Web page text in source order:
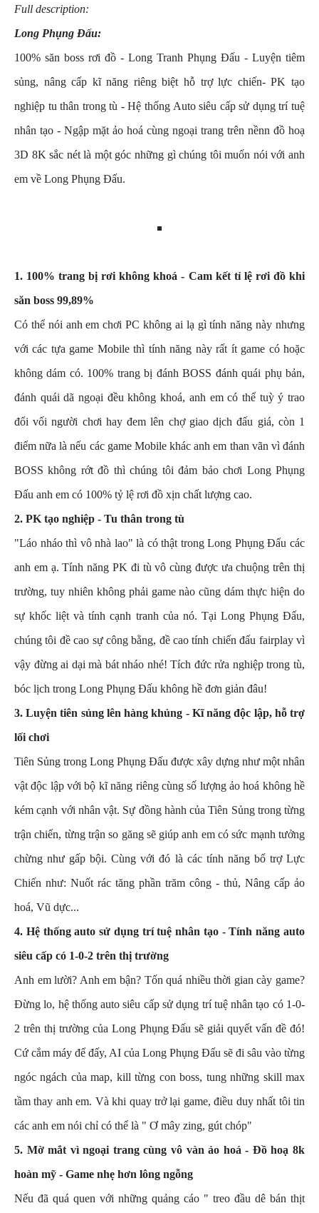
Full description:
Long Phụng Đấu:
100% săn boss rơi đồ - Long Tranh Phụng Đấu - Luyện tiêm
sủng, nâng cấp kĩ năng riêng biệt hỗ trợ lực chiến- PK tạo
nghiệp tu thân trong tù - Hệ thống Auto siêu cấp sử dụng trí tuệ
nhân tạo - Ngập mặt ảo hoá cùng ngoại trang trên nềnn đồ hoạ
3D 8K sắc nét là một góc những gì chúng tôi muốn nói với anh
em về Long Phụng Đấu.
1. 100% trang bị rơi không khoá - Cam kết tỉ lệ rơi đồ khi
săn boss 99,89%
Có thể nói anh em chơi PC không ai lạ gì tính năng này nhưng
với các tựa game Mobile thì tính năng này rất ít game có hoặc
không dám có. 100% trang bị đánh BOSS đánh quái phụ bản,
đánh quái dã ngoại đều không khoá, anh em có thể tuỳ ý trao
đổi vối người chơi hay đem lên chợ giao dịch đấu giá, còn 1
điểm nữa là nếu các game Mobile khác anh em than vãn vì đánh
BOSS không rớt đồ thì chúng tôi đảm bảo chơi Long Phụng
Đấu anh em có 100% tỷ lệ rơi đồ xịn chất lượng cao.
2. PK tạo nghiệp - Tu thân trong tù
"Láo nháo thì vô nhà lao" là có thật trong Long Phụng Đấu các
anh em ạ. Tính năng PK đi tù vô cùng được ưa chuộng trên thị
trường, tuy nhiên không phải game nào cũng dám thực hiện do
sự khốc liệt và tính cạnh tranh của nó. Tại Long Phụng Đấu,
chúng tôi đề cao sự công bằng, đề cao tính chiến đấu fairplay vì
vậy đừng ai dại mà bát nháo nhé! Tích đức rửa nghiệp trong tù,
bóc lịch trong Long Phụng Đấu không hề đơn giản đâu!
3. Luyện tiên sủng lên hàng khủng - Kĩ năng độc lập, hỗ trợ
lối chơi
Tiên Sủng trong Long Phụng Đấu được xây dựng như một nhân
vật độc lập với bộ kĩ năng riêng cùng số lượng ảo hoá không hề
kém cạnh với nhân vật. Sự đồng hành của Tiên Sủng trong từng
trận chiến, từng trận so găng sẽ giúp anh em có sức mạnh tưởng
chừng như gấp bội. Cùng với đó là các tính năng bổ trợ Lực
Chiến như: Nuốt rác tăng phần trăm công - thủ, Nâng cấp ảo
hoá, Vũ dực...
4. Hệ thống auto sử dụng trí tuệ nhân tạo - Tính năng auto
siêu cấp có 1-0-2 trên thị trường
Anh em lười? Anh em bận? Tốn quá nhiều thời gian cày game?
Đừng lo, hệ thống auto siêu cấp sử dụng trí tuệ nhân tạo có 1-0-
2 trên thị trường của Long Phụng Đấu sẽ giải quyết vấn đề đó!
Cứ cắm máy để đấy, AI của Long Phụng Đấu sẽ đi sâu vào từng
ngóc ngách của map, kill từng con boss, tung những skill max
tầm thay anh em. Và khi quay trở lại game, điều duy nhất tôi tin
các anh em nói chỉ có thể là " Ơ mây zing, gút chóp"
5. Mờ mắt vì ngoại trang cùng vô vàn ảo hoá - Đồ hoạ 8k
hoàn mỹ - Game nhẹ hơn lông ngỗng
Nếu đã quá quen với những quảng cáo " treo đầu dê bán thịt